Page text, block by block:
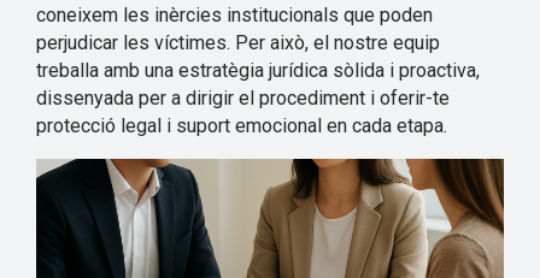
coneixem les inèrcies institucionals que poden
perjudicar les víctimes. Per això, el nostre equip
treballa amb una estratègia jurídica sòlida i proactiva,
dissenyada per a dirigir el procediment i oferir-te
protecció legal i suport emocional en cada etapa.